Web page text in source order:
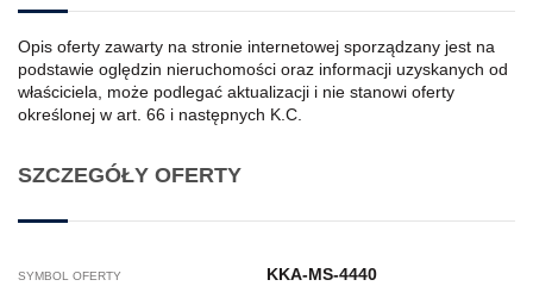
Opis oferty zawarty na stronie internetowej sporządzany jest na
podstawie oględzin nieruchomości oraz informacji uzyskanych od
właściciela, może podlegać aktualizacji i nie stanowi oferty
określonej w art. 66 i następnych K.C.
SZCZEGÓŁY OFERTY
SYMBOL OFERTY KKA-MS-4440